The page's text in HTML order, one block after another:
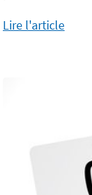
Lire l'article